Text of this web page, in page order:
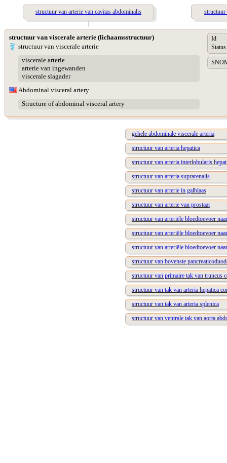
structuur van arterie van cavitas abdominalis
structuur
|
structuur van viscerale arterie (lichaamsstructuur)
structuur van viscerale arterie
viscerale arterie
arterie van ingewanden
viscerale slagader
Abdominal visceral artery
Structure of abdominal visceral artery
Id
Status
gehele abdominale viscerale arteria
structuur van arteria hepatica
structuur van arteria interlobularis
structuur van arteria suprarenalis
structuur van arterie in galblaas
structuur van arterie van prostaat
structuur van arteriële bloedtoevoer
structuur van arteriële bloedtoevoer
structuur van arteriële bloedtoevoer
structuur van bovenste
structuur van primaire tak van truncus
structuur van tak van arteria hepatica
structuur van tak van arteria splenica
structuur van ventrale tak van aorta